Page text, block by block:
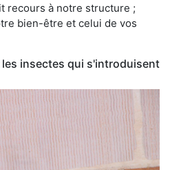
recours à notre structure ;
bien-être et celui de vos
insectes qui s'introduisent